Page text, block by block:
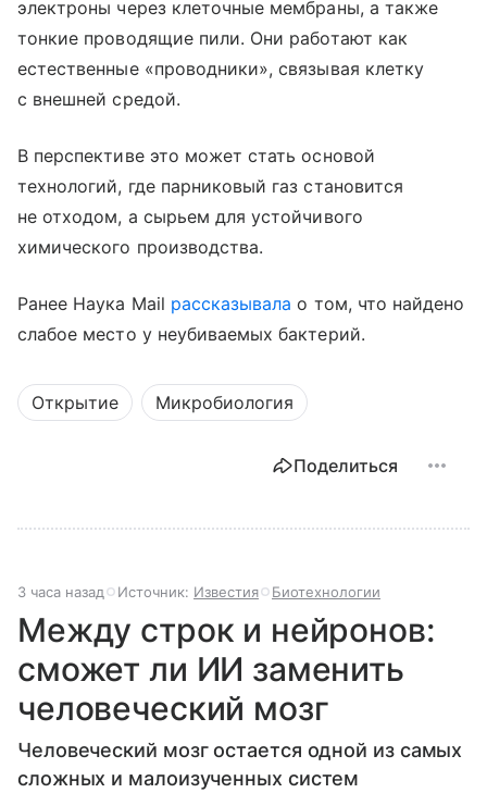
электроны через клеточные мембраны, а также
тонкие проводящие пили. Они работают как
естественные «проводники», связывая клетку
с внешней средой.
В перспективе это может стать основой
технологий, где парниковый газ становится
не отходом, а сырьем для устойчивого
химического производства.
Ранее Наука Mail рассказывала о том, что найдено
слабое место у неубиваемых бактерий.
Открытие Микробиология
Поделиться
3 часа назад Источник: Известия Биотехнологии
Между строк и нейронов:
сможет ли ИИ заменить
человеческий мозг
Человеческий мозг остается одной из самых
сложных и малоизученных систем